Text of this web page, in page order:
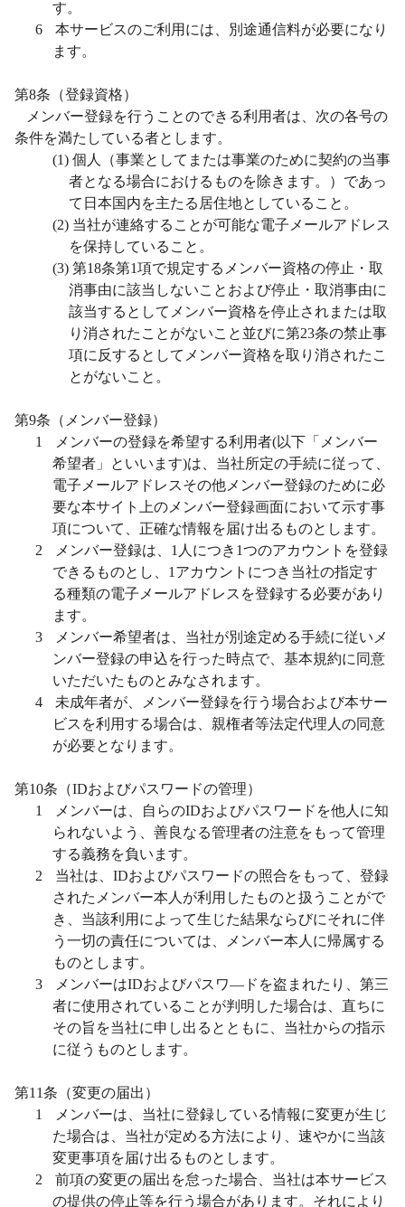
す。
6
本サービスのご利用には、別途通信料が必要になり
ます。
第8条（登録資格）
メンバー登録を行うことのできる利用者は、次の各号の
条件を満たしている者とします。
(1) 個人（事業としてまたは事業のために契約の当事
者となる場合におけるものを除きます。）であっ
て日本国内を主たる居住地としていること。
(2) 当社が連絡することが可能な電子メールアドレス
を保持していること。
(3) 第18条第1項で規定するメンバー資格の停止・取
消事由に該当しないこと および停止・取消事由に
該当するとしてメンバー資格を停止されまたは取
り消されたことがないこと並びに第23条の禁止事
項に反するとしてメンバー資格を取り消されたこ
とがないこと。
第9条（メンバー登録）
1
メンバーの登録を希望する利用者(以下「メンバー
希望者」といいます)は、当社所定の手続に従って、
電子メールアドレスその他メンバー登録のために必
要な本サイト上のメンバー登録画面において示す事
項について、正確な情報を届け出るものとします。
2
メンバー登録は、 1 人につき 1つのアカウントを登録
できるものとし、 1 アカウントにつき当社の指定す
る種類の電子メールアドレスを登録する必要があり
ます。
3
メンバー希望者は、当社が別途定める手続に従いメ
ンバー登録の申込を行った時点で、基本規約に同意
いただいたものとみなされます。
4
未成年者が、メンバー登録を行う場合および本サー
ビスを利用する場合は、親権者等法定代理人の同意
が必要となります。
第10条（IDおよびパスワードの管理）
1
メンバーは、自らのIDおよびパスワードを他人に知
られないよう、善良なる管理者の注意をもって管理
する義務を負います。
2
当社は、 IDおよびパスワードの照合をもって、登録
されたメンバー本人が利用したものと扱うことがで
き、当該利用によって生じた結果ならびにそれに伴
う一切の責任については、メンバー本人に帰属する
ものとします。
3
メンバーはIDおよびパスワ―ドを盗まれたり、第三
者に使用されていることが判明した場合は、直ちに
その旨を当社に申し出るとともに、当社からの指示
に従うものとします。
第11条（変更の届出）
1
メンバーは、当社に登録している情報に変更が生じ
た場合は、当社が定める方法により、速やかに当該
変更事項を届け出るものとします。
2
前項の変更の届出を怠った場合、当社は本サービス
の提供の停止等を行う場合があります。それにより